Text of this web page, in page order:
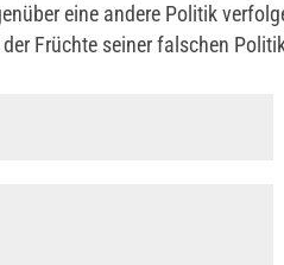
eine andere Politik
Früchte seiner falschen